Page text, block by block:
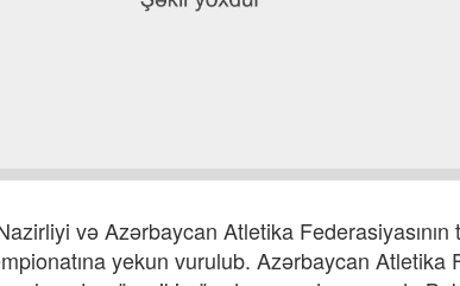
və Azərbaycan Atletika Federasiyasının
yekun vurulub. Azərbaycan Atletika